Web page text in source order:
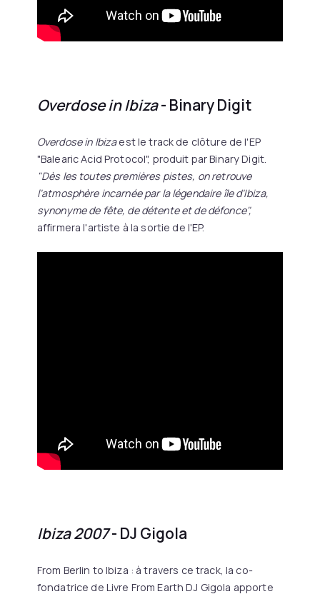
Overdose in Ibiza- Binary Digit
Overdose in Ibizaest le track de clôture de l'EP
"Balearic Acid Protocol", produit par Binary Digit.
"Dès les toutes premières pistes, on retrouve
l’atmosphère incarnée par la légendaire île d’Ibiza,
synonyme de fête, de détente et de défonce",
affirmera l'artiste à la sortie de l'EP.
Ibiza 2007- DJ Gigola
From Berlin to Ibiza : à travers ce track, la co-
fondatrice de Livre From Earth DJ Gigola apporte